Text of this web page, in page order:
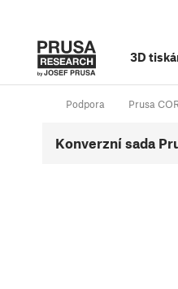
3D
Podpora Prusa
Konverzní sada